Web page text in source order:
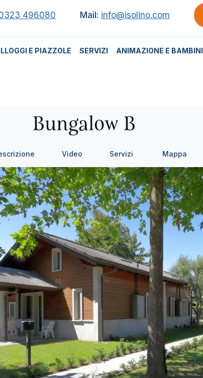
496080 Mail: info@isolino.com
E PIAZZOLE SERVIZI ANIMAZIONE E BAMBINI
Bungalow B
Video Servizi Mappa